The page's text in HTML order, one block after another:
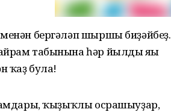
бергәләп шыршы биҙәйбеҙ.
табынына һәр йылды яңы
ҡаҙ була!
ҡыҙыҡлы осрашыуҙар,